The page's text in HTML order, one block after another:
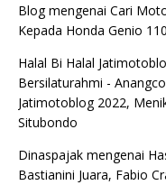
Blogmengenai Cari
Kepada Honda Genio 110
Halal Bi Halal
Bersilaturahmi -
Jatimotoblog 2022,
Situbondo
Dinaspajak mengenai
Bastianini Juara, Fabio